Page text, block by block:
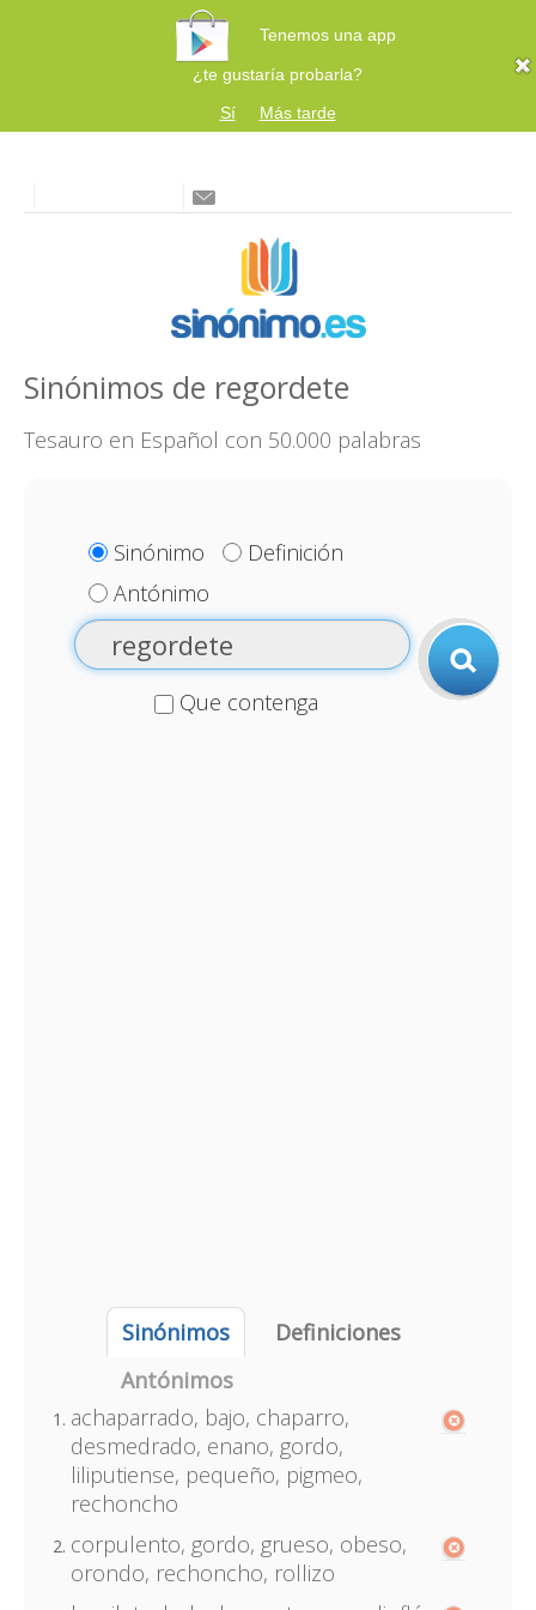
Tenemos una app
¿te gustaría probarla?
Sí
Más tarde
Sinónimos de regordete
Tesauro en Español con 50.000 palabras
Sinónimo
Definición
Antónimo
Que contenga
Sinónimos
Definiciones
Antónimos
achaparrado, bajo, chaparro,
desmedrado, enano, gordo,
liliputiense, pequeño, pigmeo,
rechoncho
corpulento, gordo, grueso, obeso,
orondo, rechoncho, rollizo